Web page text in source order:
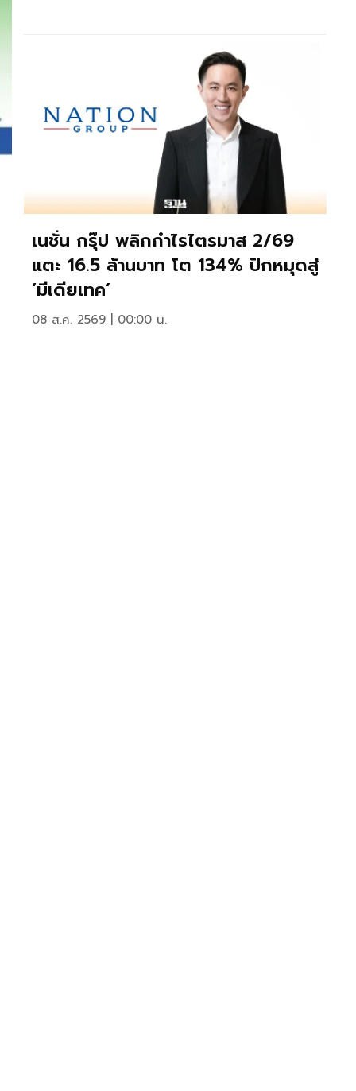
เนชั่น กรุ๊ป พลิกกำไรไตรมาส 2/69
แตะ 16.5 ล้านบาท โต 134% ปักหมุดสู่
‘มีเดียเทค’
08 ส.ค. 2569 | 00:00 น.